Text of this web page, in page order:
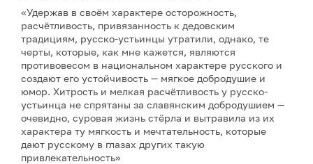
«Удержав в своём характере осторожность,
расчётливость, привязанность к дедовским
традициям, русско-устьинцы утратили, однако, те
черты, которые, как мне кажется, являются
противовесом в национальном характере русского и
создают его устойчивость — мягкое добродушие и
юмор. Хитрость и мелкая расчётливость у русско-
устьинца не спрятаны за славянским добродушием —
очевидно, суровая жизнь стёрла и вытравила из их
характера ту мягкость и мечтательность, которые
дают русскому в глазах других такую
привлекательность»